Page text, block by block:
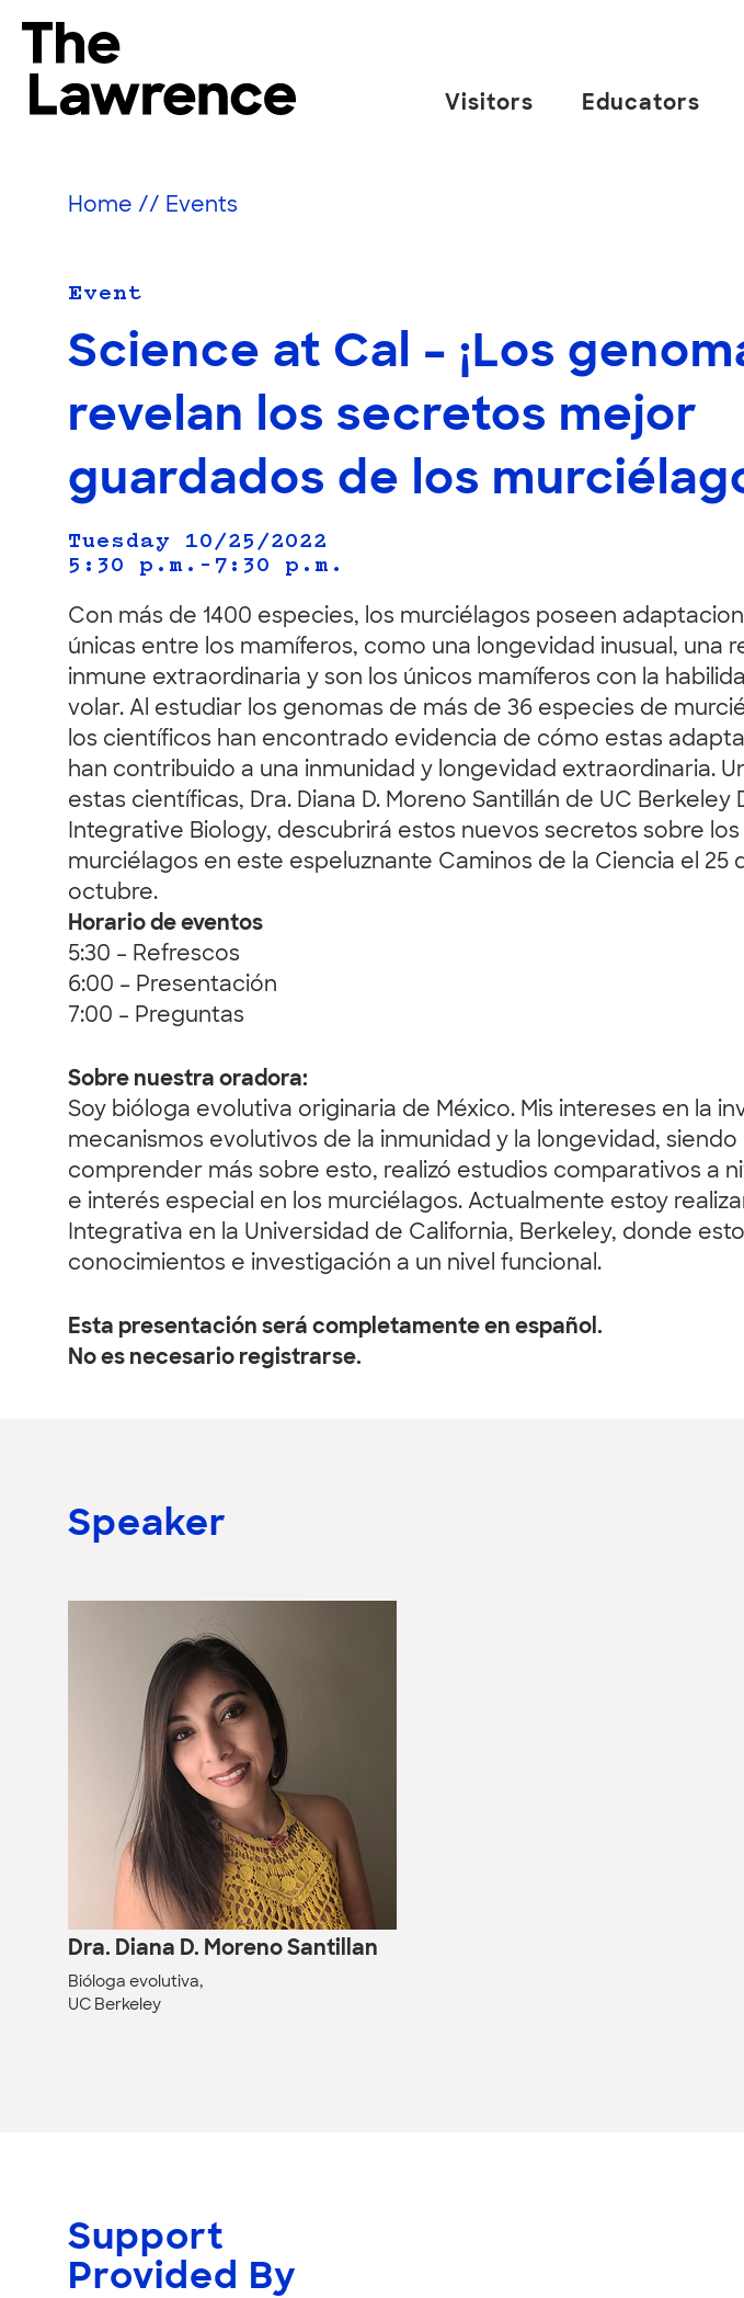
content
The Lawrence Hall of Science
science
Berkeley.
Visitors Educators
Home // Events
Event
Science at Cal – ¡Los
revelan los secretos mejor
guardados de los
Tuesday 10/25/2022
5:30 p.m.–7:30 p.m.
Con más de 1400 especies, los murciélagos poseen
únicas entre los mamíferos, como una longevidad inusual, una
inmune extraordinaria y son los únicos mamíferos con la
volar. Al estudiar los genomas de más de 36 especies de
los científicos han encontrado evidencia de cómo estas
han contribuido a una inmunidad y longevidad extraordinaria.
estas científicas, Dra. Diana D. Moreno Santillán de UC Berkeley
Integrative Biology, descubrirá estos nuevos secretos sobre los
murciélagos en este espeluznante Caminos de la Ciencia el 25
octubre.
Horario de eventos
5:30 – Refrescos
6:00 – Presentación
7:00 – Preguntas
Sobre nuestra oradora:
Soy bióloga evolutiva originaria de México. Mis intereses en la
mecanismos evolutivos de la inmunidad y la longevidad,
comprender más sobre esto, realizó estudios comparativos a
e interés especial en los murciélagos. Actualmente estoy
Integrativa en la Universidad de California, Berkeley, donde
conocimientos e investigación a un nivel funcional.
Esta presentación será completamente en español.
No es necesario registrarse.
Speaker
Dra. Diana D. Moreno Santillan
Bióloga evolutiva,
UC Berkeley
Support
Provided By